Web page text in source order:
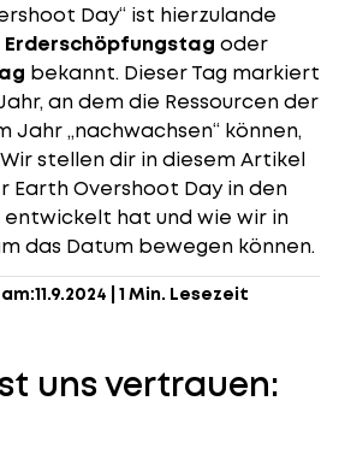
Day“ ist hierzulande
Erderschöpfungstag oder
bekannt. Dieser Tag markiert
an dem die Ressourcen der
Jahr „nachwachsen“ können,
stellen dir in diesem Artikel
Earth Overshoot Day in den
hat und wie wir in
das Datum bewegen können.
11.9.2024 1 Min. Lesezeit
uns vertrauen: